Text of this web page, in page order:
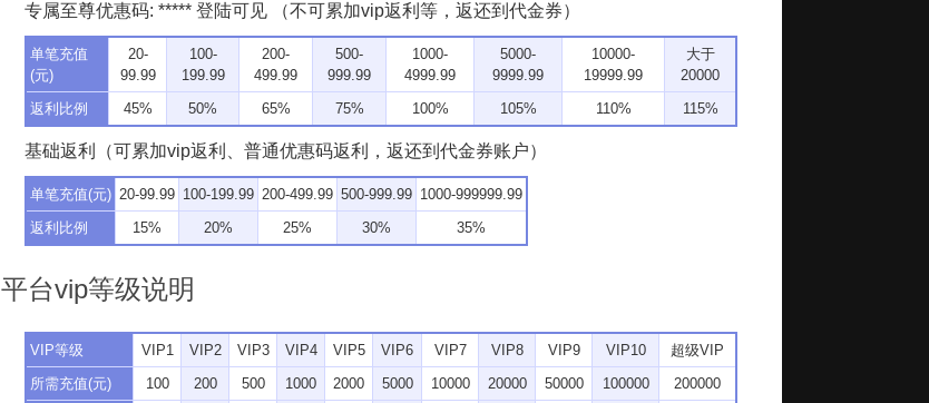
专属至尊优惠码: ***** 登陆可见 （不可累加vip返利等，返还到代金券）
单笔充值
(元)
20-
99.99
100-
199.99
200-
499.99
500-
999.99
1000-
4999.99
5000-
9999.99
10000-
19999.99
大于
20000
返利比例
45% 50% 65% 75% 100% 105% 110% 115%
基础返利（可累加vip返利、普通优惠码返利，返还到代金券账户）
单笔充值(元) 20-99.99 100-199.99 200-499.99 500-999.99 1000-999999.99
返利比例
15% 20% 25% 30% 35%
平台vip等级说明
VIP等级 VIP1 VIP2 VIP3 VIP4 VIP5 VIP6 VIP7 VIP8 VIP9 VIP10
超级VIP
所需充值(元)
100 200 500 1000 2000 5000 10000 20000 50000 100000
200000